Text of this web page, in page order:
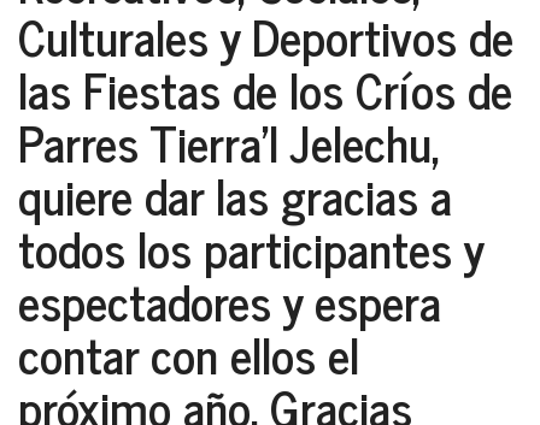
Culturales y Deportivos de
las Fiestas de los Críos de
Parres Tierra’l Jelechu,
quiere dar las gracias a
todos los participantes y
espectadores y espera
contar con ellos el
próximo año. Gracias